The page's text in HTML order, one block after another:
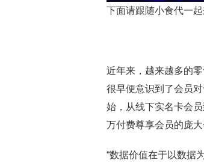
下面请跟随小食代一起
近年来，越来越多的
很早便意识到了会员
始，从线下实名卡会
万付费尊享会员的庞大
“数据价值在于以数据